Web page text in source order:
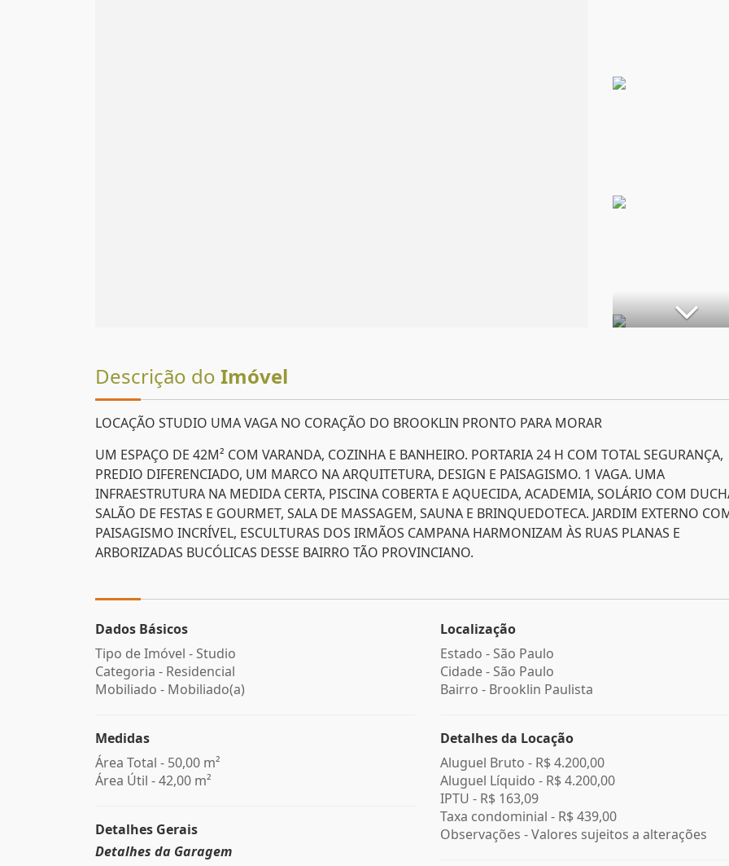
Descrição do Imóvel
LOCAÇÃO STUDIO UMA VAGA NO CORAÇÃO DO BROOKLIN PRONTO PARA MORAR
UM ESPAÇO DE 42M² COM VARANDA, COZINHA E BANHEIRO. PORTARIA 24 H COM TOTAL SEGURANÇA,
PREDIO DIFERENCIADO, UM MARCO NA ARQUITETURA, DESIGN E PAISAGISMO. 1 VAGA. UMA
INFRAESTRUTURA NA MEDIDA CERTA, PISCINA COBERTA E AQUECIDA, ACADEMIA, SOLÁRIO COM
SALÃO DE FESTAS E GOURMET, SALA DE MASSAGEM, SAUNA E BRINQUEDOTECA. JARDIM EXTERNO
PAISAGISMO INCRÍVEL, ESCULTURAS DOS IRMÃOS CAMPANA HARMONIZAM ÀS RUAS PLANAS E
ARBORIZADAS BUCÓLICAS DESSE BAIRRO TÃO PROVINCIANO.
Dados Básicos
Tipo de Imóvel - Studio
Categoria - Residencial
Mobiliado - Mobiliado(a)
Medidas
Área Total - 50,00 m²
Área Útil - 42,00 m²
Detalhes Gerais
Detalhes da Garagem
Localização
Estado - São Paulo
Cidade - São Paulo
Bairro - Brooklin Paulista
Detalhes da Locação
Aluguel Bruto - R$ 4.200,00
Aluguel Líquido - R$ 4.200,00
IPTU - R$ 163,09
Taxa condominial - R$ 439,00
Observações - Valores sujeitos a alterações